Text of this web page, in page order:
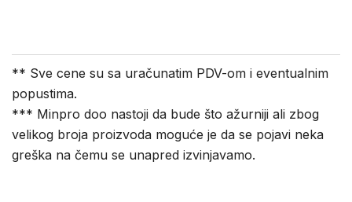
** Sve cene su sa uračunatim PDV-om i eventualnim
popustima.
*** Minpro doo nastoji da bude što ažurniji ali zbog
velikog broja proizvoda moguće je da se pojavi neka
greška na čemu se unapred izvinjavamo.